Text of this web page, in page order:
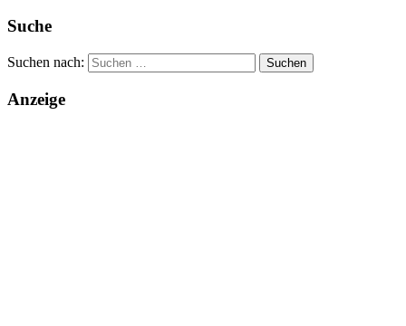
Suche
Suchen nach:
Anzeige